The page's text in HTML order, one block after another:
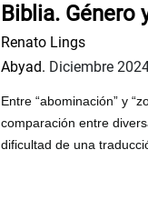
Biblia. Género
Renato Lings
Abyad. Diciembre
Entre “abominación” y
comparación entre
dificultad de una